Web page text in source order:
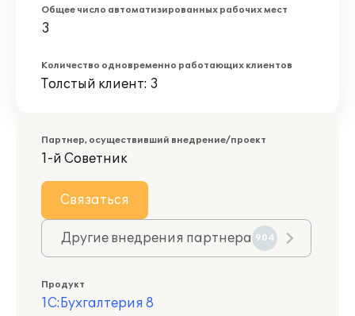
Общее число автоматизированных рабочих мест
3
Количество одновременно работающих клиентов
Толстый клиент: 3
Партнер, осуществивший внедрение/проект
1-й Советник
Связаться
Другие внедрения партнера 904
Продукт
1С:Бухгалтерия 8